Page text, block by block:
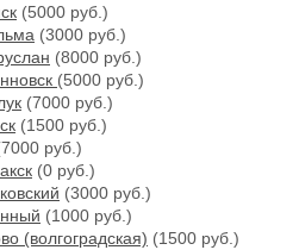
(5000 руб.)
(3000 руб.)
(8000 руб.)
(5000 руб.)
(7000 руб.)
(1500 руб.)
руб.)
(0 руб.)
(3000 руб.)
(1000 руб.)
(волгоградская) (1500 руб.)